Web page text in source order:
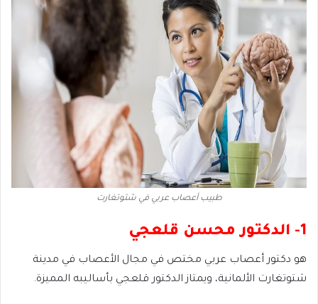
طبيب أعصاب عربي في شتوتغارت
1- الدكتور محسن قلعجي
هو دكتور أعصاب عربي مختص في مجال الأعصاب في مدينة
شتوتغارت الألمانية، ويمتاز الدكتور قلعجي بأساليبه المميزة.